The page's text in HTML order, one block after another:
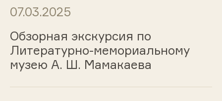
07.03.2025
Обзорная экскурсия по
Литературно-мемориальному
музею А. Ш. Мамакаева